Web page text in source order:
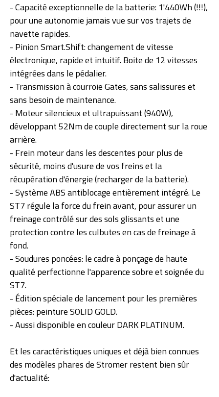
- Capacité exceptionnelle de la batterie: 1'440Wh (!!!),
pour une autonomie jamais vue sur vos trajets de
navette rapides.
- Pinion Smart.Shift: changement de vitesse
électronique, rapide et intuitif. Boite de 12 vitesses
intégrées dans le pédalier.
- Transmission à courroie Gates, sans salissures et
sans besoin de maintenance.
- Moteur silencieux et ultrapuissant (940W),
développant 52Nm de couple directement sur la roue
arrière.
- Frein moteur dans les descentes pour plus de
sécurité, moins d'usure de vos freins et la
récupération d'énergie (recharger de la batterie).
- Système ABS antiblocage entièrement intégré. Le
ST7 régule la force du frein avant, pour assurer un
freinage contrôlé sur des sols glissants et une
protection contre les culbutes en cas de freinage à
fond.
- Soudures poncées: le cadre à ponçage de haute
qualité perfectionne l'apparence sobre et soignée du
ST7.
- Édition spéciale de lancement pour les premières
pièces: peinture SOLID GOLD.
- Aussi disponible en couleur DARK PLATINUM.
Et les caractéristiques uniques et déjà bien connues
des modèles phares de Stromer restent bien sûr
d'actualité: